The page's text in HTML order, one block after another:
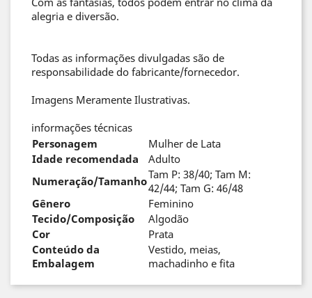
alegria e diversão.
Todas as informações divulgadas são de
responsabilidade do fabricante/fornecedor.
Imagens Meramente Ilustrativas.
informações técnicas
Personagem
Mulher de Lata
Idade recomendada
Adulto
Numeração/TamanhoTam P: 38/40; Tam M:
42/44; Tam G: 46/48
Gênero
Feminino
Tecido/Composição
Algodão
Cor
Prata
Conteúdo da
Embalagem
Vestido, meias,
machadinho e fita